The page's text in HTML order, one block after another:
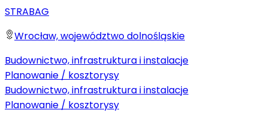
STRABAG
Wrocław, województwo dolnośląskie
Budownictwo, infrastruktura i instalacje
Planowanie / kosztorysy
Budownictwo, infrastruktura i instalacje
Planowanie / kosztorysy